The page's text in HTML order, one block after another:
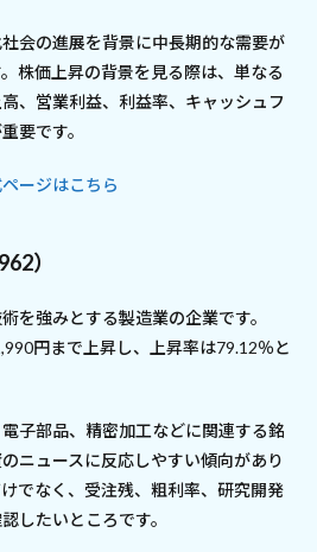
会の進展を背景に中長期的な需要が
株価上昇の背景を見る際は、単なる
、営業利益、利益率、キャッシュフ
要です。
ージはこちら
）
を強みとする製造業の企業です。
円まで上昇し、上昇率は79.12％と
子部品、精密加工などに関連する銘
ニュースに反応しやすい傾向があり
でなく、受注残、粗利率、研究開発
したいところです。